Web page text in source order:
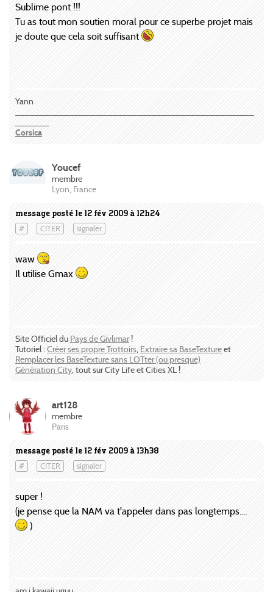
Sublime pont !!!
Tu as tout mon soutien moral pour ce superbe projet mais
je doute que cela soit suffisant
Yann
Corsica
message posté le 12 fév 2009 à 12h24
# CITER signaler
Youcef
membre
Lyon, France
waw
Il utilise Gmax
Site Officiel du Pays de Givlimar!
Tutoriel :Créer ses propre Trottoirs, Extraire sa BaseTextureet
Remplacer les BaseTexture sans LOTter (ou presque)
Génération City, tout sur City Life et Cities XL !
message posté le 12 fév 2009 à 13h38
# CITER signaler
art128
membre
Paris
super !
(je pense que la NAM va t'appeler dans pas longtemps....
)